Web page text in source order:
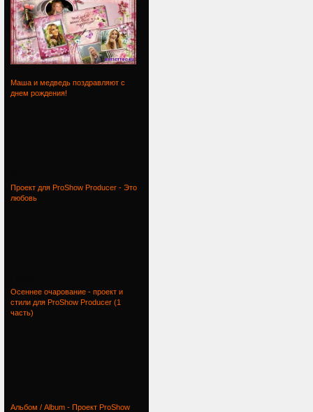
Маша и медведь поздравляют с
днем рождения!
Проект для ProShow Producer - Это
любовь
Осеннее очарование - проект и
стили для ProShow Producer (1
часть)
Альбом / Album - Проект ProShow